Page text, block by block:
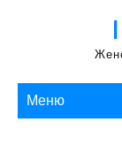
Меню